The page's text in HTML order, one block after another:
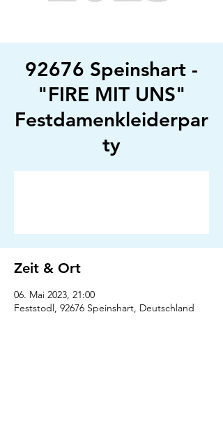
92676 Speinshart -
"FIRE MIT UNS"
Festdamenkleiderpar
ty
Zeit & Ort
06. Mai 2023, 21:00
Feststodl, 92676 Speinshart, Deutschland